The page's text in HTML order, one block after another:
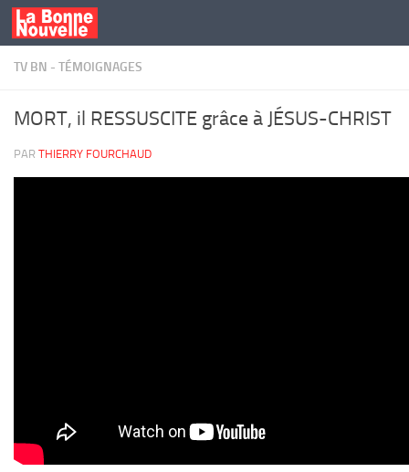
Skip to content
TV BN - TÉMOIGNAGES
MORT, il RESSUSCITE grâce à JÉSUS-CHRIST
PAR THIERRY FOURCHAUD